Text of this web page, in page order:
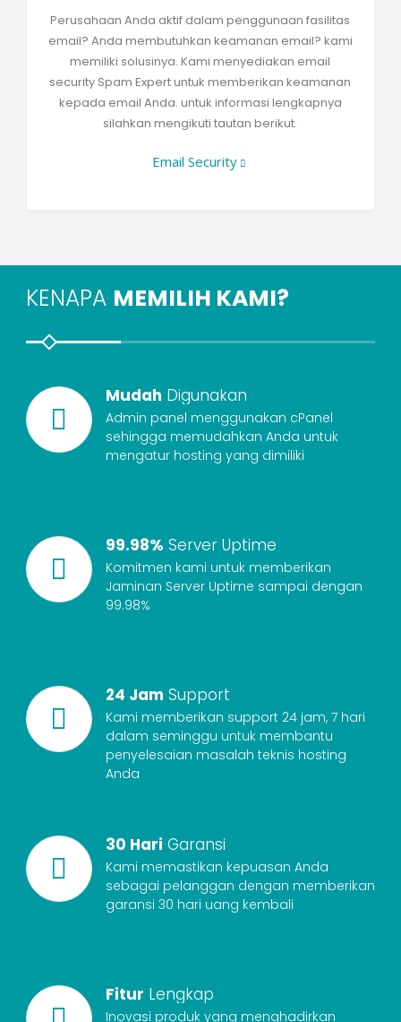
Perusahaan Anda aktif dalam penggunaan fasilitas
email? Anda membutuhkan keamanan email? kami
memiliki solusinya. Kami menyediakan email
security Spam Expert untuk memberikan keamanan
kepada email Anda. untuk informasi lengkapnya
silahkan mengikuti tautan berikut.
Email Security
KENAPA MEMILIH KAMI?
Mudah Digunakan
Admin panel menggunakan cPanel
sehingga memudahkan Anda untuk
mengatur hosting yang dimiliki
99.98% Server Uptime
Komitmen kami untuk memberikan
Jaminan Server Uptime sampai dengan
99.98%
24 Jam Support
Kami memberikan support 24 jam, 7 hari
dalam seminggu untuk membantu
penyelesaian masalah teknis hosting
Anda
30 Hari Garansi
Kami memastikan kepuasan Anda
sebagai pelanggan dengan memberikan
garansi 30 hari uang kembali
Fitur Lengkap
Inovasi produk yang menghadirkan